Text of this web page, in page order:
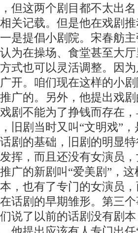
，但这两个剧目都不太出
关记载。但是他在戏剧
是提倡小剧院。宋春舫
为在操场、食堂甚至大
式也可以灵活调整。因
开。咱们现在这样的小
广的。另外，他提出戏
剧不能为了挣钱而存在
旧剧当时又叫“文明戏”
话剧的基础，旧剧的明显
挥，而且还没有女演员
广的新剧叫“爱美剧”，
，也有了专门的女演员
话剧的早期雏形。第三
说了以前的话剧没有剧